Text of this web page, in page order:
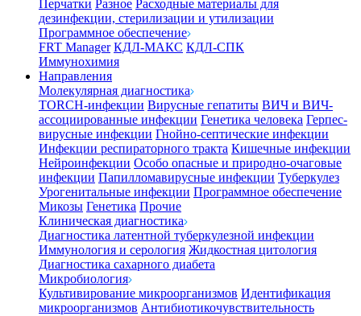
Перчатки Разное Расходные материалы для
дезинфекции, стерилизации и утилизации
Программное обеспечение
FRT Manager КДЛ-МАКС КДЛ-СПК
Иммунохимия
Направления
Молекулярная диагностика
TORCH-инфекции Вирусные гепатиты ВИЧ и ВИЧ-
ассоциированные инфекции Генетика человека Герпес-
вирусные инфекции Гнойно-септические инфекции
Инфекции респираторного тракта Кишечные инфекции
Нейроинфекции Особо опасные и природно-очаговые
инфекции Папилломавирусные инфекции Туберкулез
Урогенитальные инфекции Программное обеспечение
Микозы Генетика Прочие
Клиническая диагностика
Диагностика латентной туберкулезной инфекции
Иммунология и серология Жидкостная цитология
Диагностика сахарного диабета
Микробиология
Культивирование микроорганизмов Идентификация
микроорганизмов Антибиотикочувствительность